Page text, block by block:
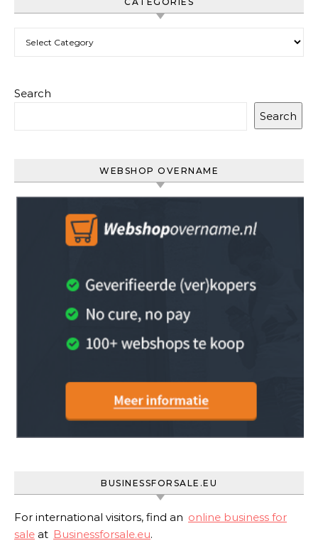
Search
Search
WEBSHOP OVERNAME
BUSINESSFORSALE.EU
For international visitors, find an online business for
sale at Businessforsale.eu.